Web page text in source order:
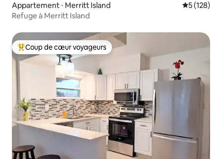
Appartement ⋅ Merritt Island Évaluation
5 (128)
Refuge à Merritt Island
Coups de cœur voyageurs les plus appréciés
Coup de cœur voyageurs